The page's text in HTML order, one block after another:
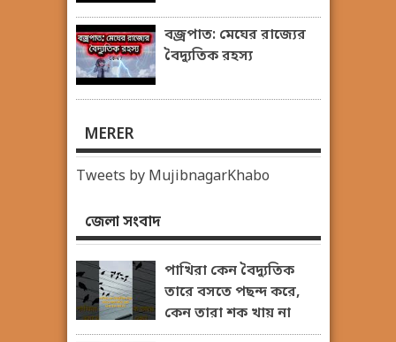
বজ্রপাত: মেঘের রাজ্যের
বৈদ্যুতিক রহস্য
MERER
Tweets by MujibnagarKhabo
জেলা সংবাদ
পাখিরা কেন বৈদ্যুতিক
তারে বসতে পছন্দ করে,
কেন তারা শক খায় না